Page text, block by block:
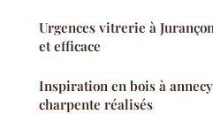
Urgences vitrerie à
et efficace
Inspiration en bois à
charpente réalisés